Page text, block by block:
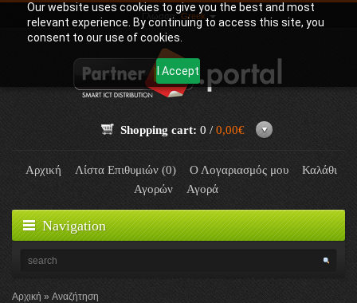
Our website uses cookies to give you the best and most
relevant experience. By continuing to access this site, you
consent to our use of cookies.
I Accept
Γλώσσα:Greek
Shopping cart: 0 / 0,00€
Αρχική Λίστα Επιθυμιών (0) Ο Λογαριασμός μου
Καλάθι
Αγορών
Αγορά
Navigation
Αρχική Αναζήτηση